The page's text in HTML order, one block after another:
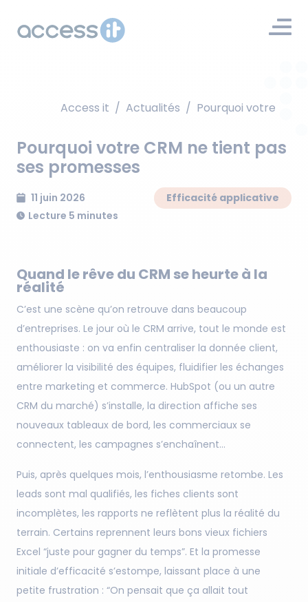
Access it / Actualités / Pourquoi votre
Pourquoi votre CRM ne tient pas
ses promesses
11 juin 2026
Efficacité applicative
Lecture 5 minutes
Quand le rêve du CRM se heurte à la
réalité
C’est une scène qu’on retrouve dans beaucoup
d’entreprises. Le jour où le CRM arrive, tout le monde est
enthousiaste : on va enfin centraliser la donnée client,
améliorer la visibilité des équipes, fluidifier les échanges
entre marketing et commerce. HubSpot (ou un autre
CRM du marché) s’installe, la direction affiche ses
nouveaux tableaux de bord, les commerciaux se
connectent, les campagnes s’enchaînent…
Puis, après quelques mois, l’enthousiasme retombe. Les
leads sont mal qualifiés, les fiches clients sont
incomplètes, les rapports ne reflètent plus la réalité du
terrain. Certains reprennent leurs bons vieux fichiers
Excel “juste pour gagner du temps”. Et la promesse
initiale d’efficacité s’estompe, laissant place à une
petite frustration : “On pensait que ça allait tout